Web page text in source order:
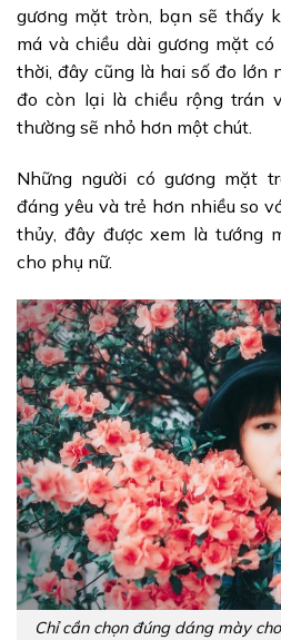
gương mặt tròn, bạn sẽ thấy
má và chiều dài gương mặt
thời, đây cũng là hai số đo lớn
đo còn lại là chiều rộng trán
thường sẽ nhỏ hơn một chút.
Những người có gương mặt
đáng yêu và trẻ hơn nhiều so
thủy, đây được xem là tướng
cho phụ nữ.
Chỉ cần chọn đúng dáng mày